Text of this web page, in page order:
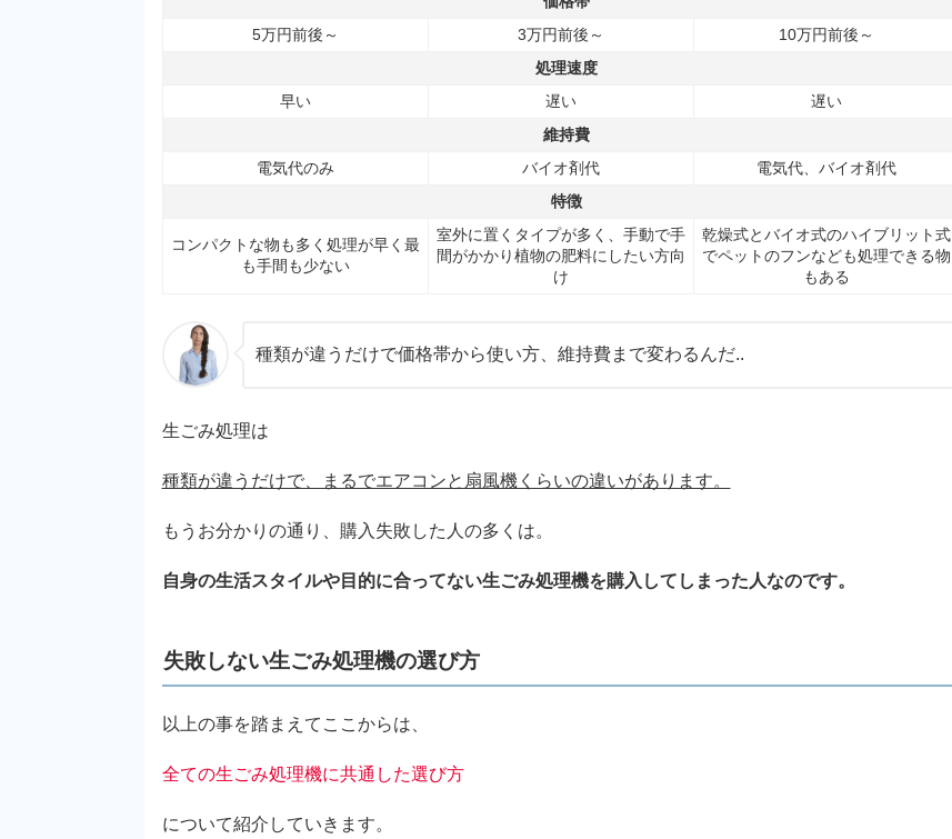
5万円前後～
3万円前後～
10万円前後～
処理速度
早い
遅い
遅い
維持費
電気代のみ
バイオ剤代
電気代、バイオ剤代
特徴
コンパクトな物も多く処理が早く最
も手間も少ない
室外に置くタイプが多く、手動で手
間がかかり植物の肥料にしたい方向
け
乾燥式とバイオ式のハイブリット式
でペットのフンなども処理できる物
もある
種類が違うだけで価格帯から使い方、維持費まで変わるんだ..
生ごみ処理は
種類が違うだけで、まるでエアコンと扇風機くらいの違いがあります。
もうお分かりの通り、購入失敗した人の多くは。
自身の生活スタイルや目的に合ってない生ごみ処理機を購入してしまった人なのです。
失敗しない生ごみ処理機の選び方
以上の事を踏まえてここからは、
全ての生ごみ処理機に共通した選び方
について紹介していきます。